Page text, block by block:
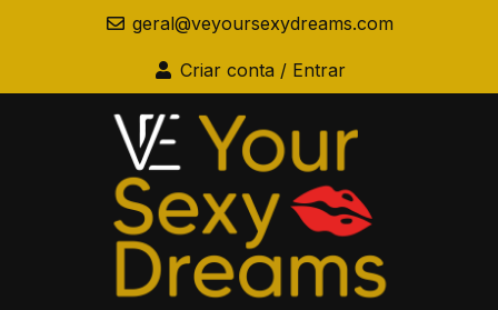
geral@veyoursexydreams.com
Criar conta / Entrar